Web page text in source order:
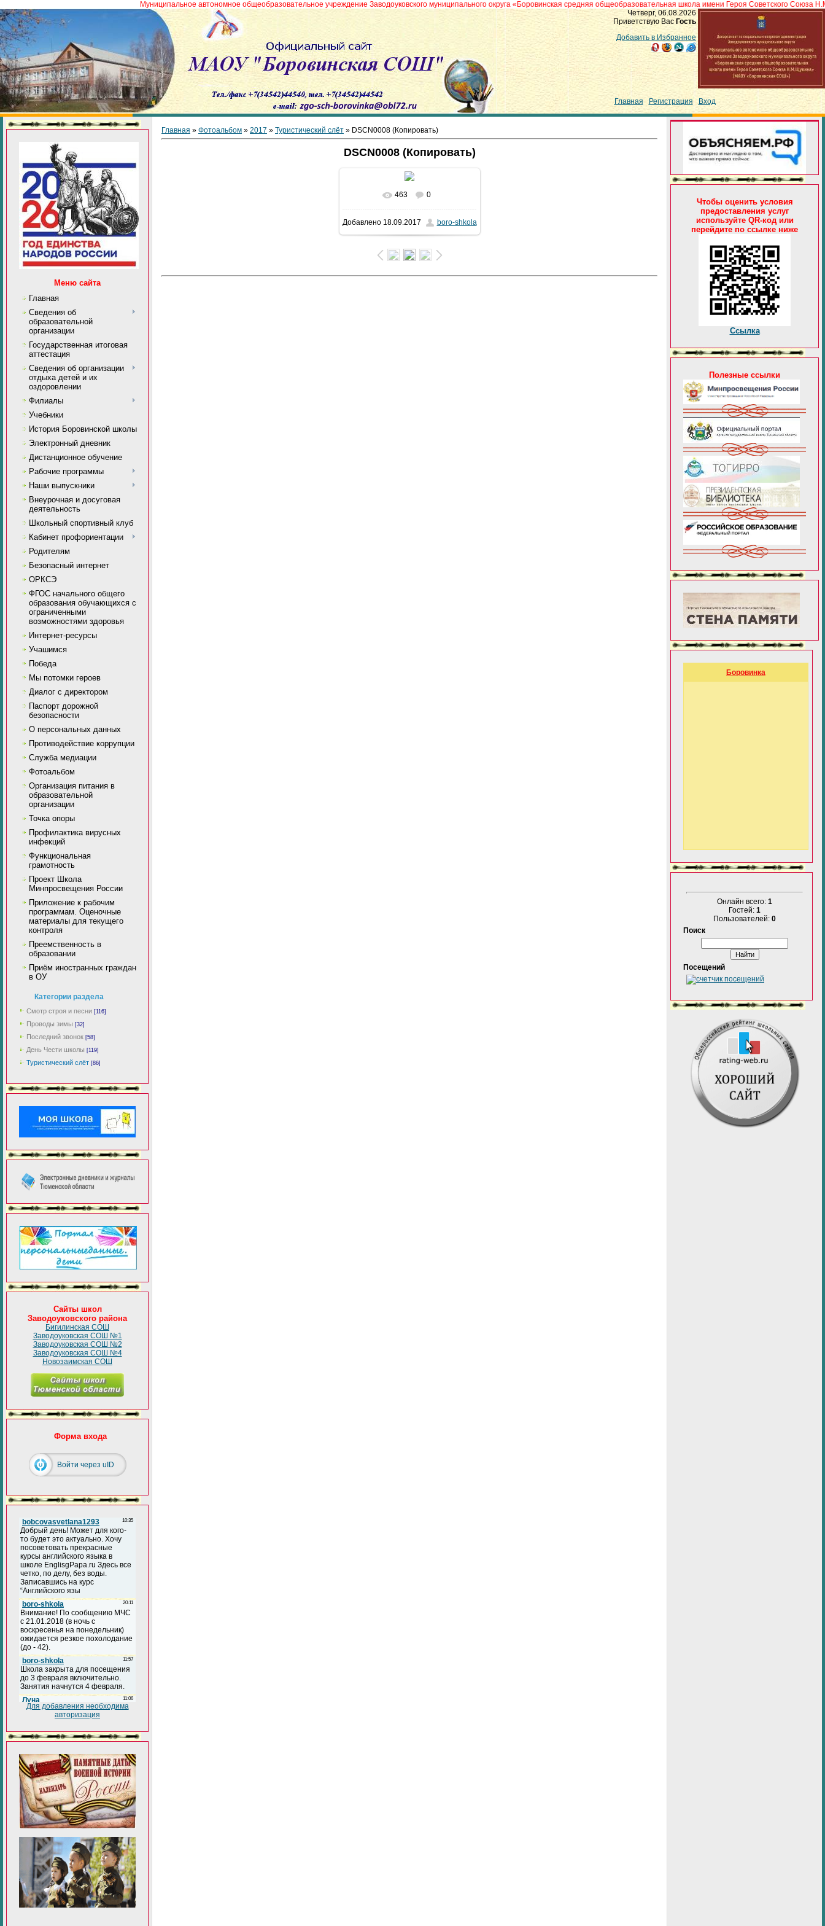
Муниципальное автономное общеобразовательное учреждение Заводоуковского муниципального округа «Боровинская средняя общеобразовательная школа имени Героя Советского Союза
Четверг, 06.08.2026
Приветствую Вас Гость
Добавить в Избранное
Главная Регистрация Вход
Меню сайта
Главная
Сведения об
образовательной
организации
Государственная итоговая
аттестация
Сведения об организации
отдыха детей и их
оздоровлении
Филиалы
Учебники
История Боровинской школы
Электронный дневник
Дистанционное обучение
Рабочие программы
Наши выпускники
Внеурочная и досуговая
деятельность
Школьный спортивный клуб
Кабинет профориентации
Родителям
Безопасный интернет
ОРКСЭ
ФГОС начального общего
образования обучающихся с
ограниченными
возможностями здоровья
Интернет-ресурсы
Учашимся
Победа
Мы потомки героев
Диалог с директором
Паспорт дорожной
безопасности
О персональных данных
Противодействие коррупции
Служба медиации
Фотоальбом
Организация питания в
образовательной
организации
Точка опоры
Профилактика вирусных
инфекций
Функциональная
грамотность
Проект Школа
Минпросвещения России
Приложение к рабочим
программам. Оценочные
материалы для текущего
контроля
Преемственность в
образовании
Приём иностранных граждан
в ОУ
Категории раздела
Смотр строя и песни [116]
Проводы зимы [32]
Последний звонок [58]
День Чести школы [119]
Туристический слёт [86]
Сайты школ
Заводоуковского района
Бигилинская СОШ
Заводоуковская СОШ №1
Заводоуковская СОШ №2
Заводоуковская СОШ №4
Новозаимская СОШ
Форма входа
Войти через uID
Для добавления необходима
авторизация
Главная » Фотоальбом » 2017 » Туристический слёт » DSCN0008 (Копировать)
DSCN0008 (Копировать)
В реальном размере
477.8Kb
463 0
Добавлено18.09.2017 boro-shkola
Чтобы оценить условия
предоставления услуг
используйте QR-код или
перейдите по ссылке ниже
Ссылка
Полезные ссылки
Боровинка
Онлайн всего: 1
Гостей: 1
Пользователей: 0
Поиск
Посещений